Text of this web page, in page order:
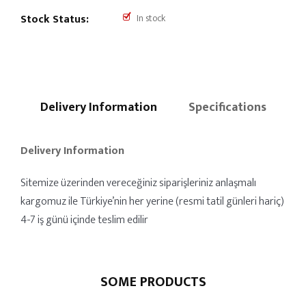
Stock Status: In stock
Delivery Information Specifications
Delivery Information
Sitemize üzerinden vereceğiniz siparişleriniz anlaşmalı
kargomuz ile Türkiye’nin her yerine (resmi tatil günleri hariç)
4-7 iş günü içinde teslim edilir
SOME PRODUCTS